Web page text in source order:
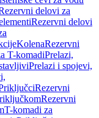
delovi za
Rezervni delovi
KolenaRezervni
T-komadiPrelazi,
Prelazi i spojevi,
Rezervni
Rezervni
T-komadi za